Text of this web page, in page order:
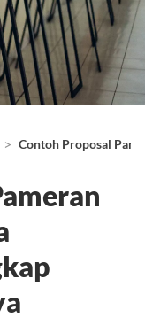
Contoh Proposal